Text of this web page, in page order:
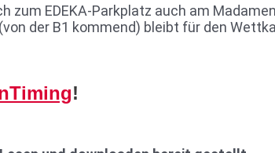
zum EDEKA-Parkplatz auch am
der B1 kommend) bleibt für den
!